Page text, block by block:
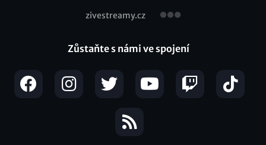
zivestreamy.cz
Zůstaňte s námi ve spojení